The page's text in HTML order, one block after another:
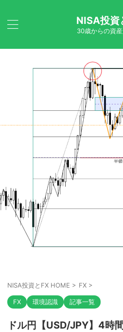
NISA投資
30歳からの資
NISA投資とFX HOME > FX >
FX 環境認識 記事一覧
ドル円【USD/JPY】4時